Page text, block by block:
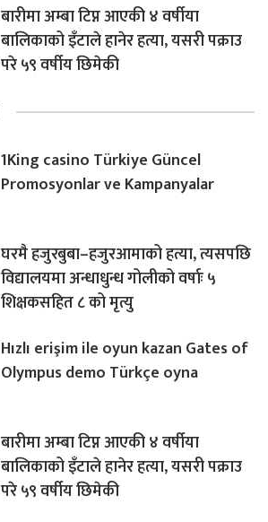
बारीमा अम्बा टिप्न आएकी ४ वर्षीया
बालिकाको इँटाले हानेर हत्या, यसरी पक्राउ
परे ५९ वर्षीय छिमेकी
1King casino Türkiye Güncel
Promosyonlar ve Kampanyalar
घरमै हजुरबुबा–हजुरआमाको हत्या, त्यसपछि
विद्यालयमा अन्धाधुन्ध गोलीको वर्षाः ५
शिक्षकसहित ८ को मृत्यु
Hızlı erişim ile oyun kazan Gates of
Olympus demo Türkçe oyna
बारीमा अम्बा टिप्न आएकी ४ वर्षीया
बालिकाको इँटाले हानेर हत्या, यसरी पक्राउ
परे ५९ वर्षीय छिमेकी